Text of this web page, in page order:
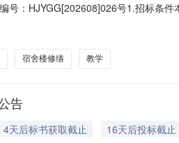
：HJYGG[202608]026号1.招标条
年城乡义务教育校舍维修改造中
宿舍楼修缮 教学
告
4天后标书获取截止
16天后投标截止